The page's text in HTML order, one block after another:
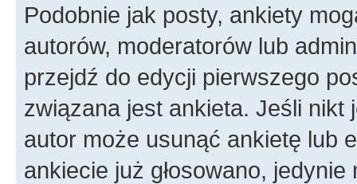
Podobnie jak posty, ankiety
autorów, moderatorów lub
przejdź do edycji pierwszego
związana jest ankieta. Jeśli nikt
autor może usunąć ankietę lub
ankiecie już głosowano,